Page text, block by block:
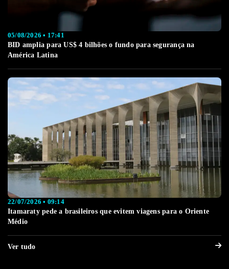
05/08/2026 • 17:41
BID amplia para US$ 4 bilhões o fundo para segurança na
América Latina
22/07/2026 • 09:14
Itamaraty pede a brasileiros que evitem viagens para o Oriente
Médio
Ver tudo